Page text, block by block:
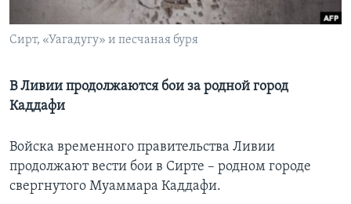
Learning English
Языки
Сирт, «Уагадугу» и песчаная буря
В Ливии продолжаются бои за родной город
Каддафи
Войска временного правительства Ливии
продолжают вести бои в Сирте – родном городе
свергнутого Муаммара Каддафи.